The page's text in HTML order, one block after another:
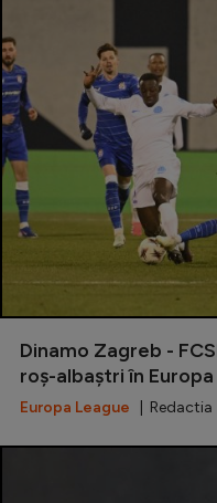
Dinamo Zagreb -
roș-albaștri în
Europa League | Redactia